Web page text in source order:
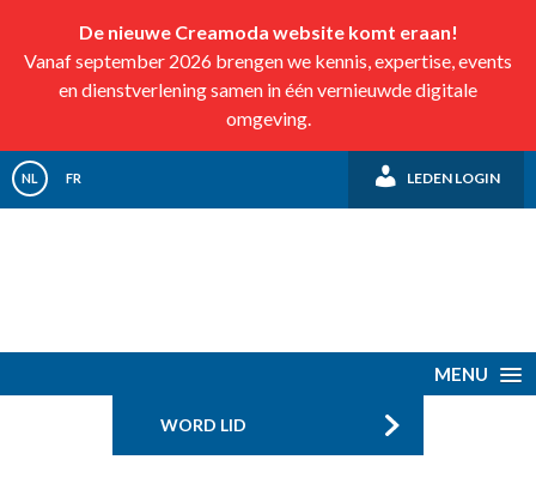
De nieuwe Creamoda website komt eraan!
Vanaf september 2026 brengen we kennis, expertise, events
en dienstverlening samen in één vernieuwde digitale
omgeving.
NL FR LEDEN LOGIN
MENU
WORD LID